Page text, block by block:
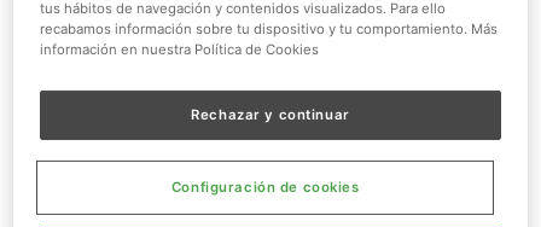
El Escorpión de las Rocas es alargado, aplanado, y
unas grandes pinzas con las que caza y se defiende, a su
. De cola más larga y delgada (en el caso de los
machos), estos escorpiones se mueven por las áreas
tus hábitos de navegación y contenidos visualizados. Para ello
recabamos información sobre tu dispositivo y tu comportamiento. Más
información en nuestra Política de Cookies
Rechazar y continuar
Configuración de cookies